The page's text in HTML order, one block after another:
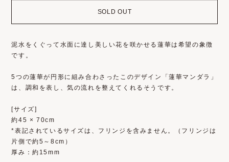
SOLD OUT
泥水をくぐって水面に達し美しい花を咲かせる蓮華は希望の象徴
です。
5つの蓮華が円形に組み合わさったこのデザイン「蓮華マンダラ」
は、調和を表し、気の流れを整えてくれるそうです。
[サイズ]
約45 × 70cm
*表記されているサイズは、フリンジを含みません。（フリンジは
片側で約5～8cm）
厚み：約15mm